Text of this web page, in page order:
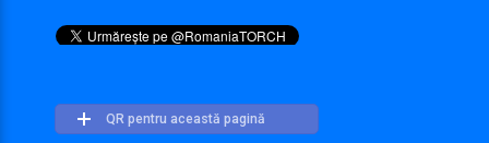
QR pentru această pagină